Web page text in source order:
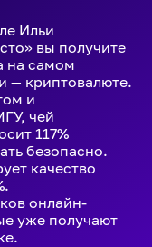
Ильи
вы получите
на самом
— криптовалюте.
и
чей
117%
безопасно.
качество
онлайн-
уже получают